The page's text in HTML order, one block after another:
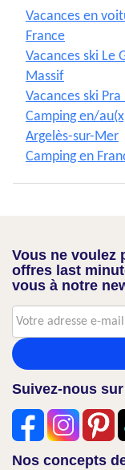
Vacances en
France
Vacances ski Le
Massif
Vacances ski Pra
Camping en/
Argelès-sur-Mer
Camping en
Vous ne voulez
offres last
vous à notre
Suivez-nous
Nos concepts